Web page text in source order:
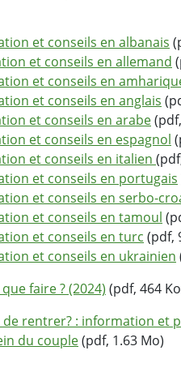
et conseils en albanais
et conseils en allemand
et conseils en
et conseils en anglais
et conseils en arabe
et conseils en espagnol
et conseils en italien
et conseils en portugais
et conseils en serbo-
et conseils en tamoul
et conseils en turc (pdf,
et conseils en ukrainien
faire ? (2024) (pdf, 464
rentrer? : information et
du couple(pdf, 1.63 Mo)